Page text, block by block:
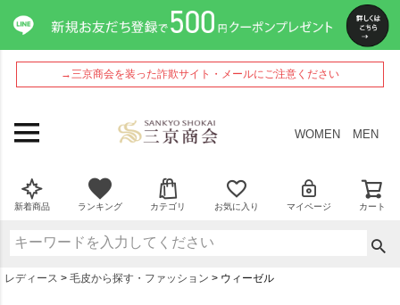
→三京商会を装った詐欺サイト・メールにご注意ください
WOMEN MEN
新着商品 ランキング カテゴリ お気に入り マイページ カート
レディース 毛皮から探す・ファッション ウィーゼル